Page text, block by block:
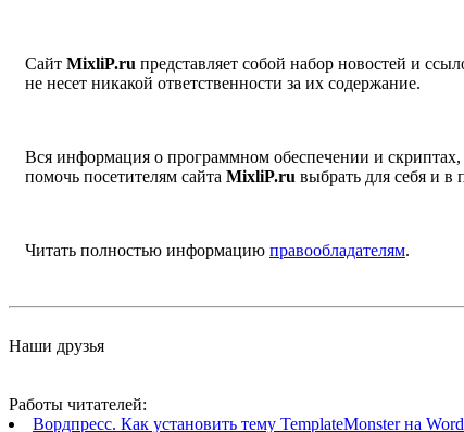
Сайт MixliP.ru представляет собой набор новостей и
не несет никакой ответственности за их содержание.
Вся информация о программном обеспечении и скриптах,
помочь посетителям сайта MixliP.ru выбрать для себя и
Читать полностью информацию правообладателям.
Наши друзья
Работы читателей:
Вордпресс. Как установить тему TemplateMonster на